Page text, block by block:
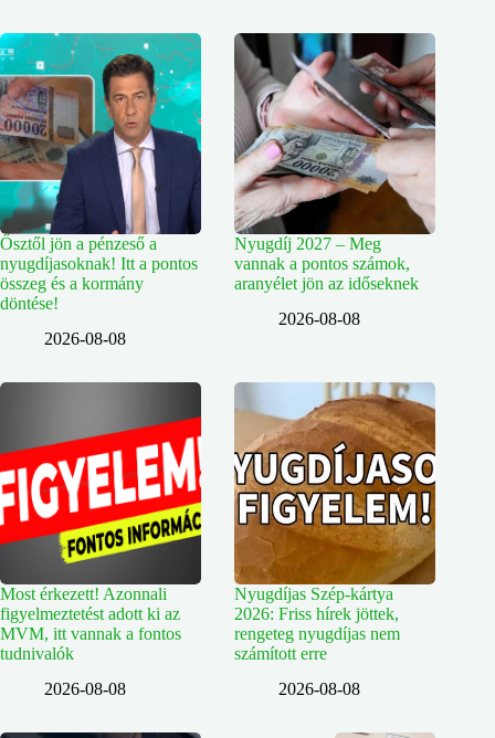
Ősztől jön a pénzeső a
nyugdíjasoknak! Itt a pontos
összeg és a kormány
döntése!
2026-08-08
Nyugdíj 2027 – Meg
vannak a pontos számok,
aranyélet jön az időseknek
2026-08-08
Most érkezett! Azonnali
figyelmeztetést adott ki az
MVM, itt vannak a fontos
tudnivalók
2026-08-08
Nyugdíjas Szép-kártya
2026: Friss hírek jöttek,
rengeteg nyugdíjas nem
számított erre
2026-08-08